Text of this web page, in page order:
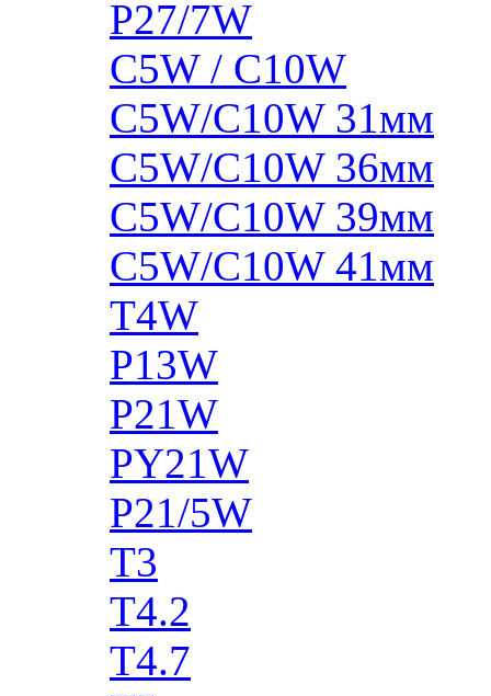
P27/7W
C5W / C10W
C5W/C10W 31мм
C5W/C10W 36мм
C5W/C10W 39мм
C5W/C10W 41мм
T4W
P13W
P21W
PY21W
P21/5W
T3
T4.2
T4.7